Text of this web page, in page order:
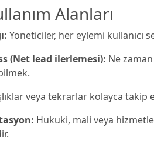
Alanları
Yöneticiler, her eylemi kullanıcı
(Net lead ilerlemesi): Ne
veya tekrarlar kolayca takip
Hukuki, mali veya